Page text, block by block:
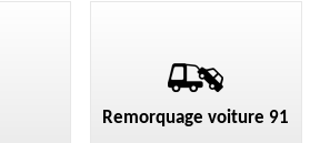
Remorquage voiture 91